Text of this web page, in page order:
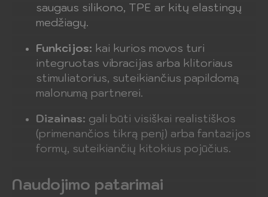
saugaus silikono, TPE ar kitų elastingų
medžiagų.
Funkcijos: kai kurios movos turi
integruotas vibracijas arba klitoriaus
stimuliatorius, suteikiančius papildomą
malonumą partnerei.
Dizainas: gali būti visiškai realistiškos
(primenančios tikrą penį) arba fantazijos
formų, suteikiančių kitokius pojūčius.
Naudojimo patarimai